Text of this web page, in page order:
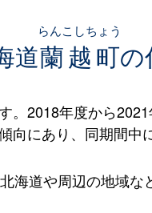
道蘭越町
らんこしちょう
の
。2018年度から
にあり、同期間中
海道や周辺の地域